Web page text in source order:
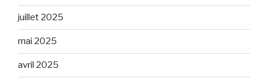
juillet 2025
mai 2025
avril 2025